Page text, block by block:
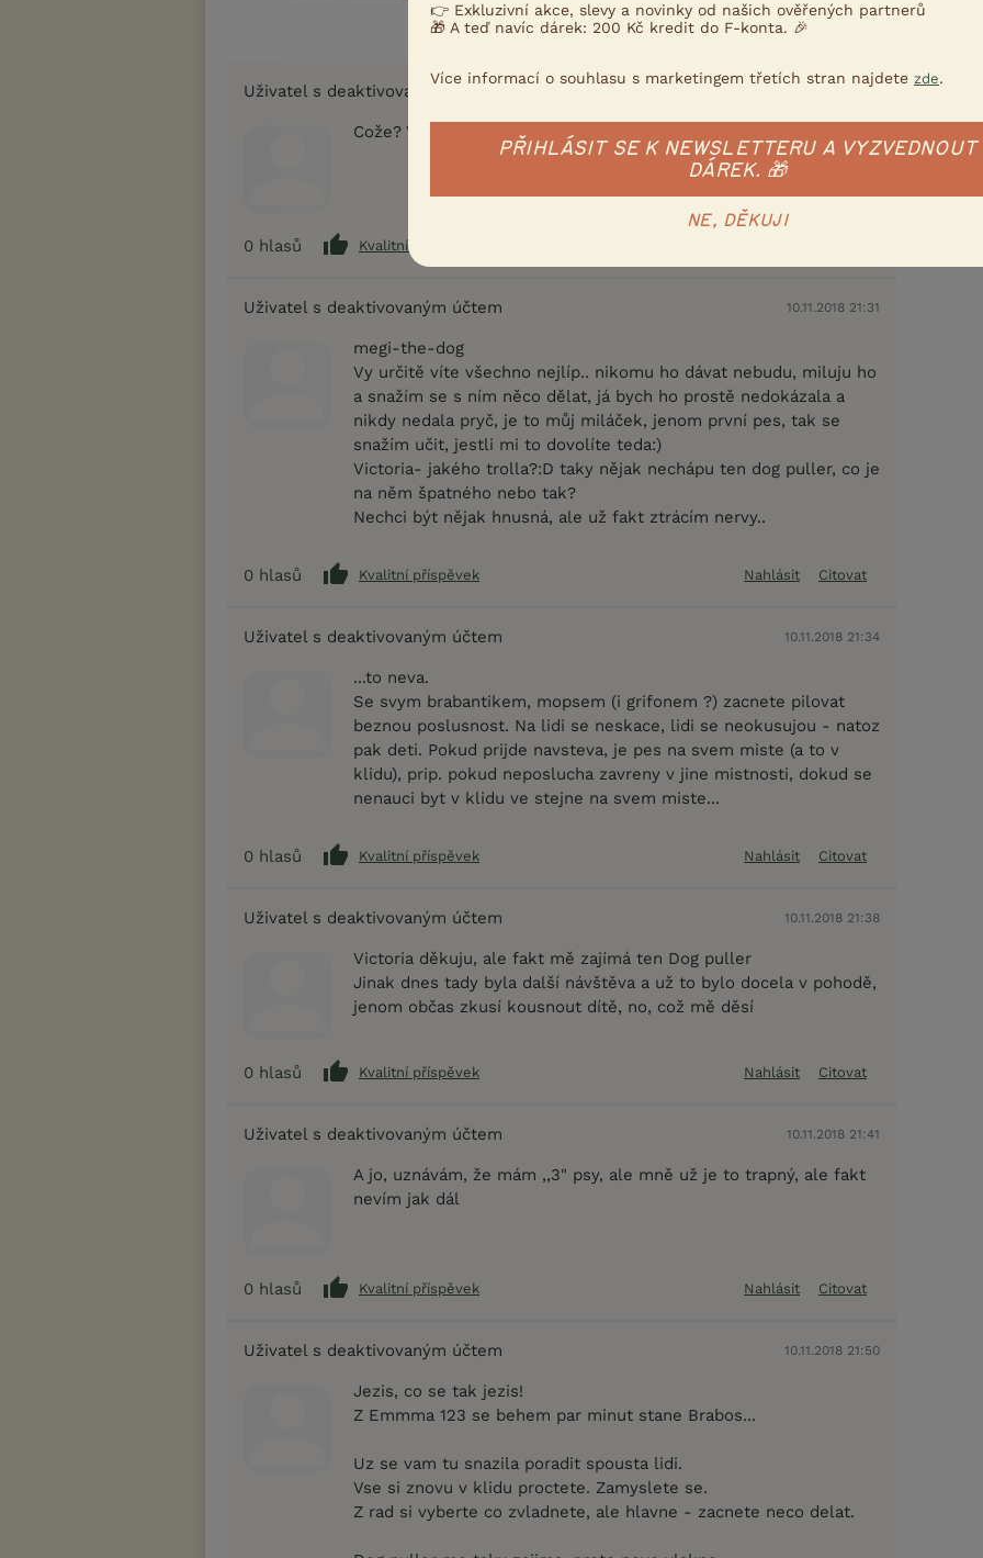
Uživatel s deaktivovaným účtem 10.11.2018 21:15
Cože? Vůbec nechápu co tady píšete
0 hlasů Kvalitní příspěvek
Uživatel s deaktivovaným účtem 10.11.2018 21:31
megi-the-dog
Vy určitě víte všechno nejlíp.. nikomu ho dávat nebudu, miluju ho
a snažím se s ním něco dělat, já bych ho prostě nedokázala a
nikdy nedala pryč, je to můj miláček, jenom první pes, tak se
snažím učit, jestli mi to dovolíte teda:)
Victoria- jakého trolla?:D taky nějak nechápu ten dog puller, co je
na něm špatného nebo tak?
Nechci být nějak hnusná, ale už fakt ztrácím nervy..
0 hlasů Kvalitní příspěvek Nahlásit Citovat
Uživatel s deaktivovaným účtem 10.11.2018 21:34
...to neva.
Se svym brabantikem, mopsem (i grifonem ?) zacnete pilovat
beznou poslusnost. Na lidi se neskace, lidi se neokusujou - natoz
pak deti. Pokud prijde navsteva, je pes na svem miste (a to v
klidu), prip. pokud neposlucha zavreny v jine mistnosti, dokud se
nenauci byt v klidu ve stejne na svem miste...
0 hlasů Kvalitní příspěvek Nahlásit Citovat
Uživatel s deaktivovaným účtem 10.11.2018 21:38
Victoria děkuju, ale fakt mě zajímá ten Dog puller
Jinak dnes tady byla další návštěva a už to bylo docela v pohodě,
jenom občas zkusí kousnout dítě, no, což mě děsí
0 hlasů Kvalitní příspěvek Nahlásit Citovat
Uživatel s deaktivovaným účtem 10.11.2018 21:41
A jo, uznávám, že mám ,,3" psy, ale mně už je to trapný, ale fakt
nevím jak dál
0 hlasů Kvalitní příspěvek Nahlásit Citovat
Uživatel s deaktivovaným účtem 10.11.2018 21:50
Jezis, co se tak jezis!
Z Emmma 123 se behem par minut stane Brabos...
Uz se vam tu snazila poradit spousta lidi.
Vse si znovu v klidu proctete. Zamyslete se.
Z rad si vyberte co zvladnete, ale hlavne - zacnete neco delat.
👉 Exkluzivní akce, slevy a novinky od našich ověřených partnerů
🎁 A teď navíc dárek: 200 Kč kredit do F-konta. 🎉
Více informací o souhlasu s marketingem třetích stran najdete zde.
PŘIHLÁSIT SE K NEWSLETTERU A VYZVEDNOUT
DÁREK. 🎁
NE, DĚKUJI